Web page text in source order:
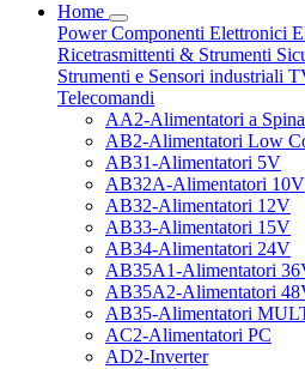
Home
PowerComponenti Elettronici
Ricetrasmittenti & Strumenti
Strumenti e Sensori industriali
Telecomandi
AA2-Alimentatori a Spina
AB2-Alimentatori Low
AB31-Alimentatori 5V
AB32A-Alimentatori 10V
AB32-Alimentatori 12V
AB33-Alimentatori 15V
AB34-Alimentatori 24V
AB35A1-Alimentatori
AB35A2-Alimentatori
AB35-Alimentatori
AC2-Alimentatori PC
AD2-Inverter